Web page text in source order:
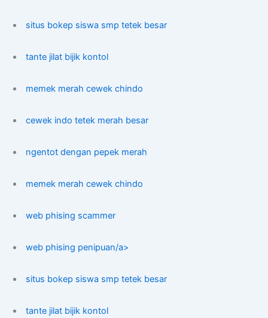
situs bokep siswa smp tetek besar
tante jilat bijik kontol
memek merah cewek chindo
cewek indo tetek merah besar
ngentot dengan pepek merah
memek merah cewek chindo
web phising scammer
web phising penipuan/a>
situs bokep siswa smp tetek besar
tante jilat bijik kontol